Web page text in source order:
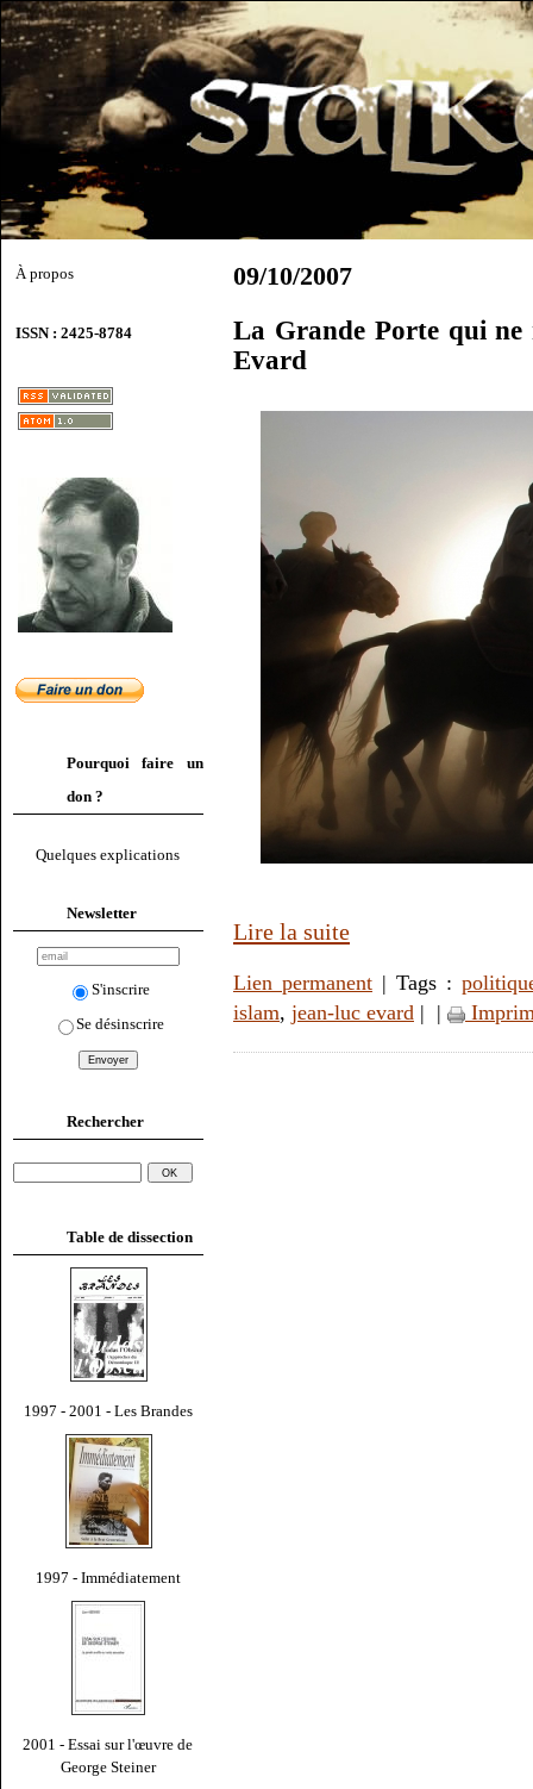
À propos
ISSN : 2425-8784
Pourquoi faire un
don ?
Quelques explications
Newsletter
S'inscrire
Se désinscrire
Rechercher
Table de dissection
1997 - 2001 - Les Brandes
1997 - Immédiatement
2001 - Essai sur l'œuvre de
George Steiner
09/10/2007
La Grande Porte qui
Evard
Lire la suite
Lien permanent | Tags :
islam, jean-luc evard | |